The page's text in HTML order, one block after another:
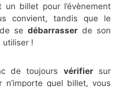
billet pour l’évènement
convient, tandis que le
se débarrasser de son
utiliser !
de toujours vérifiersur
n’importe quel billet, vous